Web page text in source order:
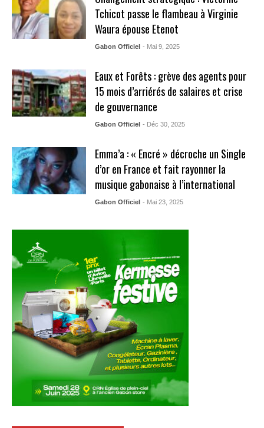
Tchicot passe le flambeau à Virginie
Waura épouse Etenot
Gabon Officiel - Mai 9, 2025
Eaux et Forêts : grève des agents pour
15 mois d’arriérés de salaires et crise
de gouvernance
Gabon Officiel - Déc 30, 2025
Emma’a : « Encré » décroche un Single
d’or en France et fait rayonner la
musique gabonaise à l’international
Gabon Officiel - Mai 23, 2025